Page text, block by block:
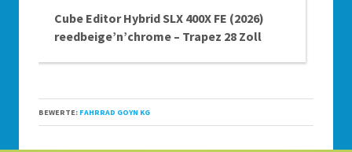
Cube Editor Hybrid SLX 400X FE (2026)
reedbeige’n’chrome – Trapez 28 Zoll
BEWERTE: FAHRRAD GOYN KG